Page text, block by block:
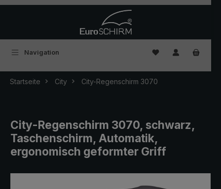
Navigation Du hast 0
Startseite City City-Regenschirm 3070
City-Regenschirm 3070, schwarz,
Taschenschirm, Automatik,
ergonomisch geformter Griff